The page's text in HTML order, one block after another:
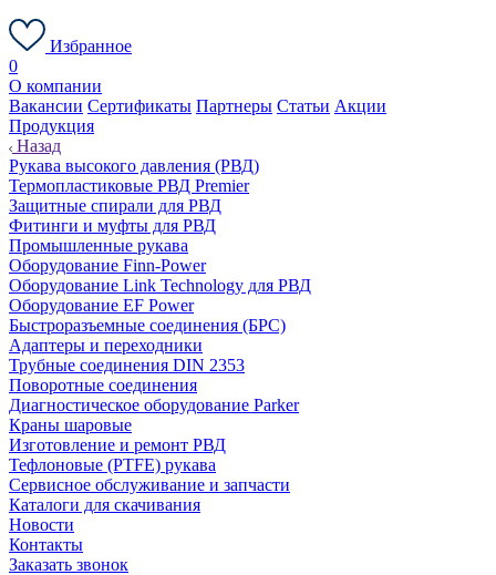
Избранное
0
О компании
Вакансии Сертификаты Партнеры Статьи Акции
Продукция
Назад
Рукава высокого давления (РВД)
Термопластиковые РВД Premier
Защитные спирали для РВД
Фитинги и муфты для РВД
Промышленные рукава
Оборудование Finn-Power
Оборудование Link Technology для РВД
Оборудование EF Power
Быстроразъемные соединения (БРС)
Адаптеры и переходники
Трубные соединения DIN 2353
Поворотные соединения
Диагностическое оборудование Parker
Краны шаровые
Изготовление и ремонт РВД
Тефлоновые (PTFE) рукава
Сервисное обслуживание и запчасти
Каталоги для скачивания
Новости
Контакты
Заказать звонок